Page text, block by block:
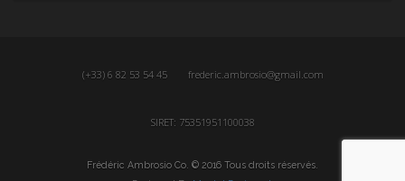
(+33) 6 82 53 54 45 frederic.ambrosio@gmail.com
SIRET: 75351951100038
Frédéric Ambrosio Co. © 2016 Tous droits réservés.